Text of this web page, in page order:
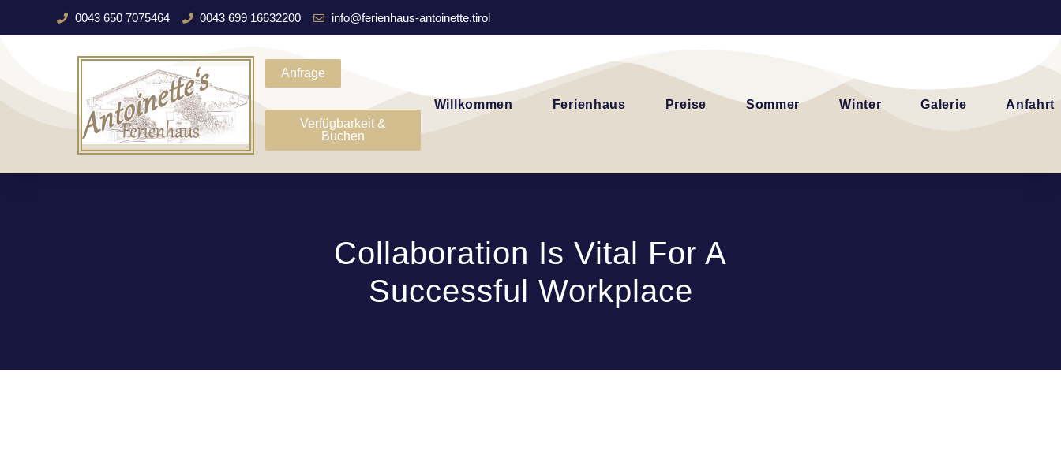
0043 650 7075464 0043 699 16632200 info@ferienhaus-antoinette.tirol
Anfrage
Verfügbarkeit &
Buchen
Willkommen Ferienhaus Preise Sommer Winter Galerie Anfahrt
Collaboration Is Vital For A
Successful Workplace